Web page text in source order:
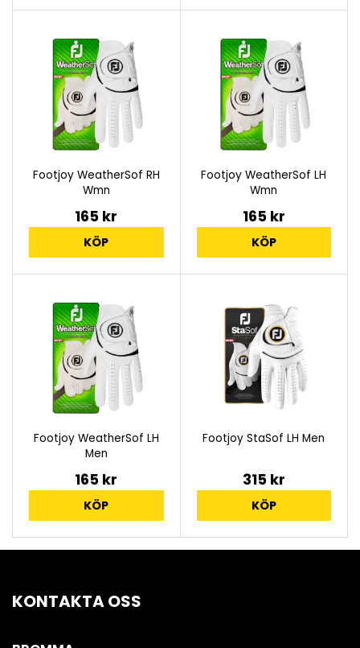
Footjoy WeatherSof RH
Wmn
165 kr
KÖP
Footjoy WeatherSof LH
Wmn
165 kr
KÖP
Footjoy WeatherSof LH
Men
165 kr
KÖP
Footjoy StaSof LH Men
315 kr
KÖP
KONTAKTA OSS